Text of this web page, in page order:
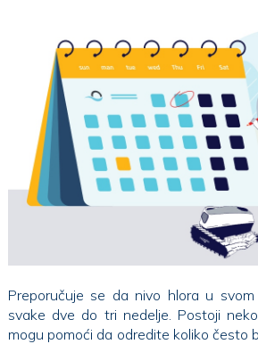
Preporučuje se da nivo hlora u
svake dve do tri nedelje. Postoji
mogu pomoći da odredite koliko često